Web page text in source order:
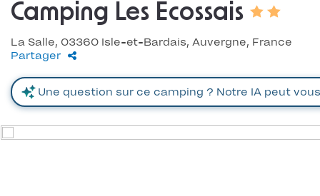
Camping Les Ecossais
La Salle, 03360 Isle-et-Bardais, Auvergne, France
Partager